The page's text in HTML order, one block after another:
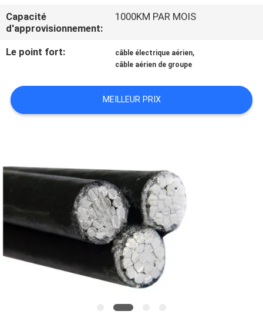
CONTRÔLE
LA
QUALITÉ
CONTACT
DEMANDE
DE
SOUMISSION
Capacité
d'approvisionnement:
1000KM PAR MOIS
Le point fort: câble électrique aérien,
câble aérien de groupe
MEILLEUR PRIX